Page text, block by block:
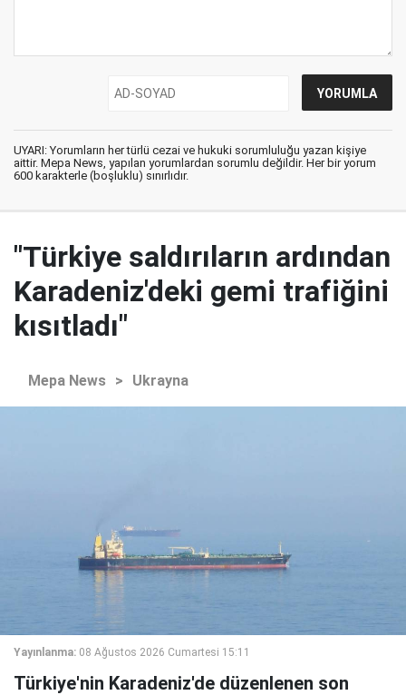
UYARI: Yorumların her türlü cezai ve hukuki sorumluluğu yazan kişiye
aittir. Mepa News, yapılan yorumlardan sorumlu değildir. Her bir yorum
600 karakterle (boşluklu) sınırlıdır.
"Türkiye saldırıların ardından
Karadeniz'deki gemi trafiğini
kısıtladı"
Mepa News > Ukrayna
Yayınlanma: 08 Ağustos 2026 Cumartesi 15:11
Türkiye'nin Karadeniz'de düzenlenen son